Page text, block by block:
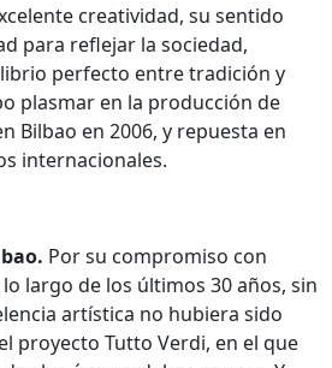
creatividad, su sentido
para reflejar la sociedad,
perfecto entre tradición y
plasmar en la producción de
Bilbao en 2006, y repuesta en
internacionales.
Por su compromiso con
largo de los últimos 30 años, sin
artística no hubiera sido
proyecto Tutto Verdi, en el que